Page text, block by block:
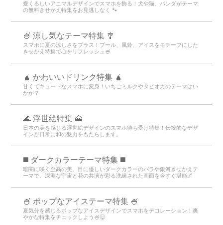
愛くるしいアニマルデザインでスマホを飾る！犬や猫、パンダがテーマ
の無料きせかえ特集をお見逃しなく 🐾
🍧 涼し気なテーマ特集 🎐
スマホに夏の涼しさをプラス！プール、風鈴、アイスをモチーフにした
きせかえ特集で心をリフレッシュ🍧
🧉 かわいいドリンク特集 🧉
甘くてキュートなスマホに変身！いちごミルクやタピオカのテーマはい
かが？
🌊 浮世絵特集 🗻
日本の美を感じる浮世絵デザインのスマホ待ち受け特集！伝統的なデザ
インが日常に和の魅力をもたらします。
️◼️ ダークカラーテーマ特集️ ◼️
暗闇に咲く至高の美。目に優しいダークカラーのバラや銀河きせかえテ
ーマで、深淵な宇宙と花の共演が彩る洗練された画面を今すぐ堪能🌌
🍧 ポップなアイステーマ特集 🍧
夏気分を感じるポップなアイスデザインでスマホをデコレーション！爽
やかな特集をチェックしよう🍧😋